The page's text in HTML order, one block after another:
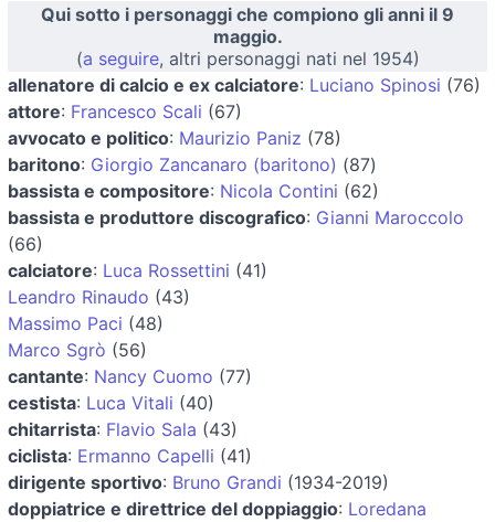
Qui sotto i personaggi che compiono gli anni il 9
maggio.
(a seguire, altri personaggi nati nel 1954)
allenatore di calcio e ex calciatore: Luciano Spinosi (76)
attore: Francesco Scali (67)
avvocato e politico: Maurizio Paniz (78)
baritono: Giorgio Zancanaro (baritono) (87)
bassista e compositore: Nicola Contini (62)
bassista e produttore discografico: Gianni Maroccolo
(66)
calciatore: Luca Rossettini (41)
Leandro Rinaudo (43)
Massimo Paci (48)
Marco Sgrò (56)
cantante: Nancy Cuomo (77)
cestista: Luca Vitali (40)
chitarrista: Flavio Sala (43)
ciclista: Ermanno Capelli (41)
dirigente sportivo: Bruno Grandi (1934-2019)
doppiatrice e direttrice del doppiaggio: Loredana